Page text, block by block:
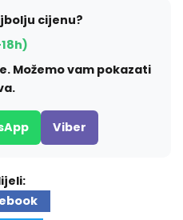
cijenu?
Možemo vam pokazati
Viber